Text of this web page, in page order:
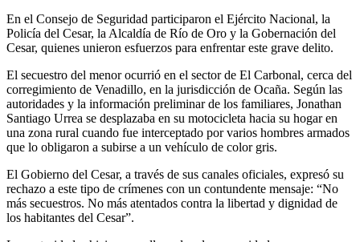
En el Consejo de Seguridad participaron el Ejército Nacional, la
Policía del Cesar, la Alcaldía de Río de Oro y la Gobernación del
Cesar, quienes unieron esfuerzos para enfrentar este grave delito.
El secuestro del menor ocurrió en el sector de El Carbonal, cerca del
corregimiento de Venadillo, en la jurisdicción de Ocaña. Según las
autoridades y la información preliminar de los familiares, Jonathan
Santiago Urrea se desplazaba en su motocicleta hacia su hogar en
una zona rural cuando fue interceptado por varios hombres armados
que lo obligaron a subirse a un vehículo de color gris.
El Gobierno del Cesar, a través de sus canales oficiales, expresó su
rechazo a este tipo de crímenes con un contundente mensaje: “No
más secuestros. No más atentados contra la libertad y dignidad de
los habitantes del Cesar”.